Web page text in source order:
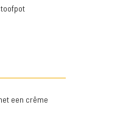
een crême